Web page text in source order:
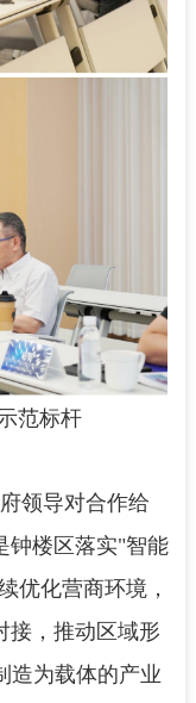
范标杆
领导对合作给
钟楼区落实"智能
优化营商环境，
接，推动区域形
造为载体的产业